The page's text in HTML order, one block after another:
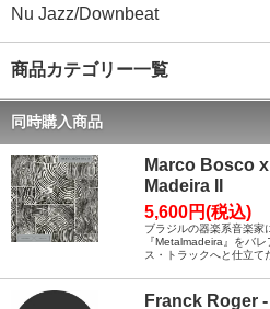
Nu Jazz/Downbeat
商品カテゴリー一覧
同時購入商品
Marco Bosco
Madeira II
5,600円(税込)
ブラジルの器楽系音楽家
『Metalmadeira』をバ
ス・トラックへと仕立て
Franck Roger